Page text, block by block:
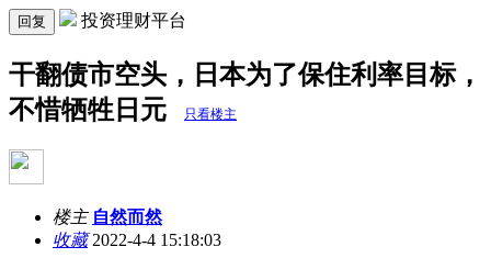
回复 投资理财平台
干翻债市空头，日本为了保住利率目标，
不惜牺牲日元
只看楼主
楼主 自然而然
收藏2022-4-4 15:18:03